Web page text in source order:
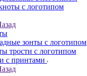
с логотипом
зонты с логотипом
трости с логотипом
с принтами